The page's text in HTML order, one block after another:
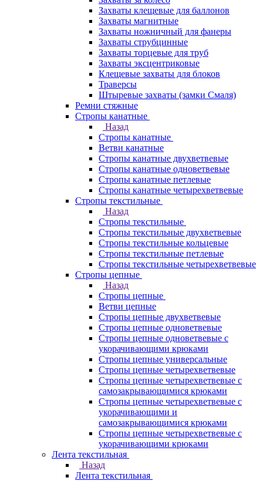
Захваты клещевые для баллонов
Захваты магнитные
Захваты ножничный для фанеры
Захваты струбцинные
Захваты торцевые для труб
Захваты эксцентриковые
Клещевые захваты для блоков
Траверсы
Штыревые захваты (замки Смаля)
Ремни стяжные
Стропы канатные
Назад
Стропы канатные
Ветви канатные
Стропы канатные двухветвевые
Стропы канатные одноветвевые
Стропы канатные петлевые
Стропы канатные четырехветвевые
Стропы текстильные
Назад
Стропы текстильные
Стропы текстильные двухветвевые
Стропы текстильные кольцевые
Стропы текстильные петлевые
Стропы текстильные четырехветвевые
Стропы цепные
Назад
Стропы цепные
Ветви цепные
Стропы цепные двухветвевые
Стропы цепные одноветвевые
Стропы цепные одноветвевые с
укорачивающими крюками
Стропы цепные универсальные
Стропы цепные четырехветвевые
Стропы цепные четырехветвевые с
самозакрывающимися крюками
Стропы цепные четырехветвевые с
укорачивающими и
самозакрывающимися крюками
Стропы цепные четырехветвевые с
укорачивающими крюками
Лента текстильная
Назад
Лента текстильная